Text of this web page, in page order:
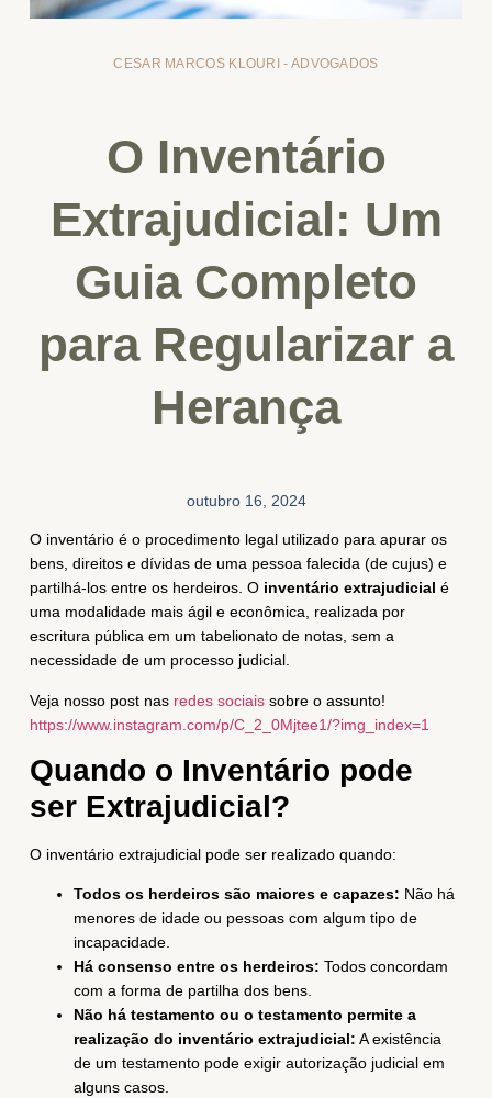
CESAR MARCOS KLOURI - ADVOGADOS
O Inventário
Extrajudicial: Um
Guia Completo
para Regularizar a
Herança
outubro 16, 2024
O inventário é o procedimento legal utilizado para apurar os
bens, direitos e dívidas de uma pessoa falecida (de cujus) e
partilhá-los entre os herdeiros. O inventário extrajudicial é
uma modalidade mais ágil e econômica, realizada por
escritura pública em um tabelionato de notas, sem a
necessidade de um processo judicial.
Veja nosso post nas redes sociaissobre o assunto!
https://www.instagram.com/p/C_2_0Mjtee1/?img_index=1
Quando o Inventário pode
ser Extrajudicial?
O inventário extrajudicial pode ser realizado quando:
Todos os herdeiros são maiores e capazes: Não há
menores de idade ou pessoas com algum tipo de
incapacidade.
Há consenso entre os herdeiros: Todos concordam
com a forma de partilha dos bens.
Não há testamento ou o testamento permite a
realização do inventário extrajudicial: A existência
de um testamento pode exigir autorização judicial em
alguns casos.